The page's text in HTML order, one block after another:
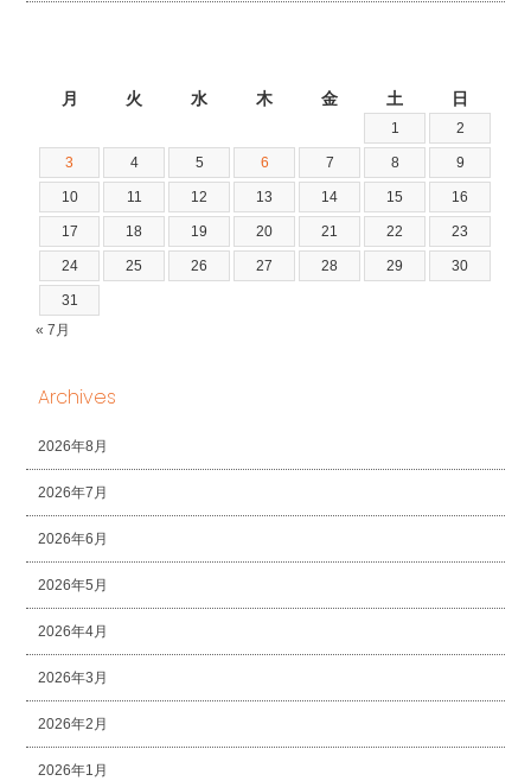
月 火 水 木 金 土 日
1 2
3 4 5 6 7 8 9
10 11 12 13 14 15 16
17 18 19 20 21 22 23
24 25 26 27 28 29 30
31
« 7月
Archives
2026年8月
2026年7月
2026年6月
2026年5月
2026年4月
2026年3月
2026年2月
2026年1月